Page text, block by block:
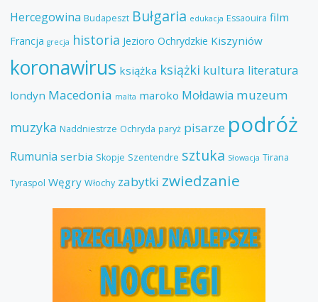
Hercegowina Budapeszt Bułgaria edukacja Essaouira film
Francja grecja historia Jezioro Ochrydzkie Kiszyniów
koronawirus książka książki kultura literatura
londyn Macedonia malta maroko Mołdawia muzeum
muzyka Naddniestrze Ochryda paryż pisarze podróż
Rumunia serbia Skopje Szentendre sztuka Słowacja Tirana
Tyraspol Węgry Włochy zabytki zwiedzanie